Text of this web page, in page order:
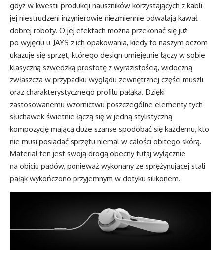
gdyż w kwestii produkcji nauszników korzystających z kabli
jej niestrudzeni inżynierowie niezmiennie odwalają kawał
dobrej roboty. O jej efektach można przekonać się już
po wyjęciu u-JAYS z ich opakowania, kiedy to naszym oczom
ukazuje się sprzęt, którego design umiejętnie łączy w sobie
klasyczną szwedzką prostotę z wyrazistością, widoczną
zwłaszcza w przypadku wyglądu zewnętrznej części muszli
oraz charakterystycznego profilu pałąka. Dzięki
zastosowanemu wzornictwu poszczególne elementy tych
słuchawek świetnie łączą się w jedną stylistyczną
kompozycję mającą duże szanse spodobać się każdemu, kto
nie musi posiadać sprzętu niemal w całości obitego skórą.
Materiał ten jest swoją drogą obecny tutaj wyłącznie
na obiciu padów, ponieważ wykonany ze sprężynującej stali
pałąk wykończono przyjemnym w dotyku silikonem.